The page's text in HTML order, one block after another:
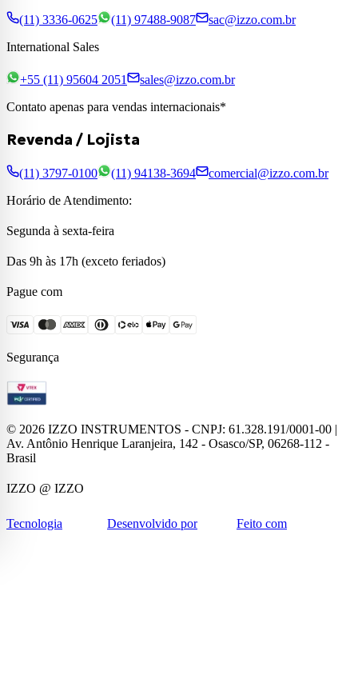
(11) 3336-0625 (11) 97488-9087
sac@izzo.com.br
International Sales
+55 (11) 95604 2051
sales@izzo.com.br
Contato apenas para vendas internacionais*
Revenda / Lojista
(11) 3797-0100 (11) 94138-3694
comercial@izzo.com.br
Horário de Atendimento:
Segunda à sexta-feira
Das 9h às 17h (exceto feriados)
Pague com
Segurança
© 2026 IZZO INSTRUMENTOS - CNPJ: 61.328.191/0001-00 |
Av. Antônio Henrique Laranjeira, 142 - Osasco/SP, 06268-112 -
Brasil
IZZO @ IZZO
Tecnologia Desenvolvido por Feito com